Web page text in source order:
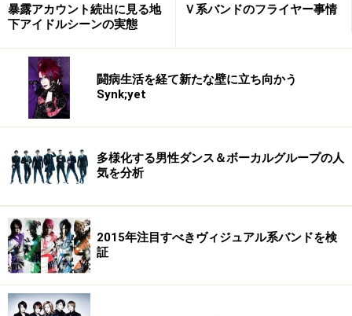
暴露アカウント続出に見る地
下アイドルシーンの実態
Ｖ系バンドのフライヤー事情
闘病生活を経て新たな壁に立ち向かう
Synk;yet
多様化する男性ダンス＆ボーカルグループの人
気を分析
2015年注目すべきヴィジュアル系バンドを検
証